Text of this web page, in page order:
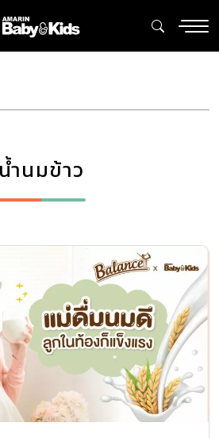
น้ำนมข้าว